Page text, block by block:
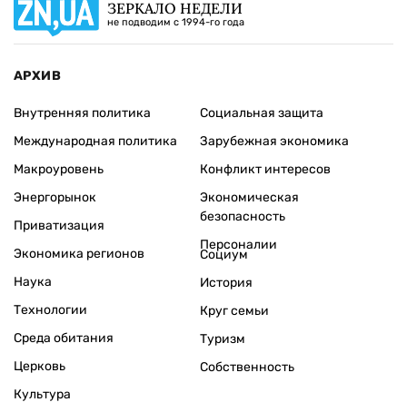
ЗЕРКАЛО НЕДЕЛИ
не подводим с 1994-го года
АРХИВ
Внутренняя политика
Международная политика
Макроуровень
Энергорынок
Приватизация
Экономика регионов
Социальная защита
Зарубежная экономика
Конфликт интересов
Экономическая
безопасность
Персоналии
Наука
Технологии
Среда обитания
Церковь
Культура
Социум
История
Круг семьи
Туризм
Собственность